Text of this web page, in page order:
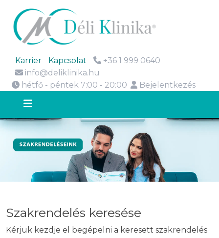
Karrier Kapcsolat
+36 1 999 0640
info@deliklinika.hu
hétfő - péntek 7:00 - 20:00
Bejelentkezés
Szakrendelés keresése
Kérjük kezdje el begépelni a keresett szakrendelés